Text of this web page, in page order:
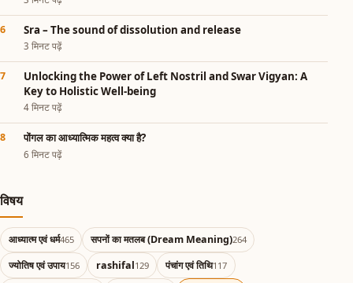
Sra – The sound of dissolution and release
3 मिनट पढ़ें
Unlocking the Power of Left Nostril and Swar Vigyan: A
Key to Holistic Well-being
4 मिनट पढ़ें
पोंगल का आध्यात्मिक महत्व क्या है?
6 मिनट पढ़ें
विषय
आध्यात्म एवं धर्म465 सपनों का मतलब (Dream Meaning)264
ज्योतिष एवं उपाय156 rashifal129 पंचांग एवं तिथि117